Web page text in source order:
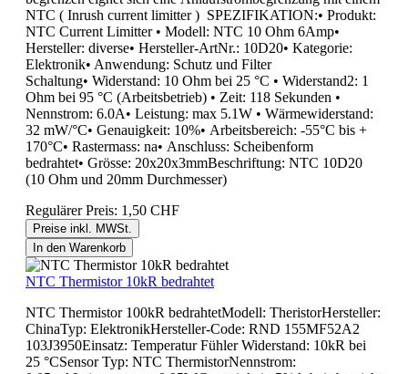
NTC ( Inrush current limitter ) SPEZIFIKATION:• Produkt:
NTC Current Limitter • Modell: NTC 10 Ohm 6Amp•
Hersteller: diverse• Hersteller-ArtNr.: 10D20• Kategorie:
Elektronik• Anwendung: Schutz und Filter
Schaltung• Widerstand: 10 Ohm bei 25 °C • Widerstand2: 1
Ohm bei 95 °C (Arbeitsbetrieb) • Zeit: 118 Sekunden •
Nennstrom: 6.0A• Leistung: max 5.1W • Wärmewiderstand:
32 mW/°C• Genauigkeit: 10%• Arbeitsbereich: -55°C bis +
170°C• Rastermass: na• Anschluss: Scheibenform
bedrahtet• Grösse: 20x20x3mmBeschriftung: NTC 10D20
(10 Ohm und 20mm Durchmesser)
Regulärer Preis: 1,50 CHF
Preise inkl. MWSt.
In den Warenkorb
NTC Thermistor 10kR bedrahtet
NTC Thermistor 100kR bedrahtetModell: TheristorHersteller:
ChinaTyp: ElektronikHersteller-Code: RND 155MF52A2
103J3950Einsatz: Temperatur Fühler Widerstand: 10kR bei
25 °CSensor Typ: NTC ThermistorNennstrom: